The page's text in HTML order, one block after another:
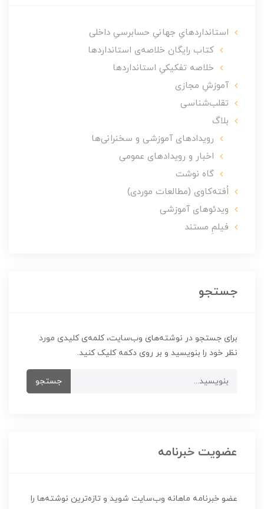
استانداردهایِ جهانیِ حسابرسیِ داخلی
کتاب رایگان خلاصه‌ی استانداردها
خلاصه تفکیکیِ استانداردها
آموزشِ مجازی
تقلب‌شناسی
بلاگ
رویدادهای آموزشی و سخنرانی‌ها
اخبار و رویدادهای عمومی
گاه نوشت
اُفته‌کاوی (مطالعات موردی)
ویدئوهای آموزشی
فیلمِ مستند
جستجو
برای جستجو در نوشته‌های وب‌سایت، کلمه‌ی کلیدی مورد
نظر خود را بنویسید و بر روی دکمه کلیک کنید.
جستجو
عضویت خبرنامه
عضو خبرنامه ماهانه وب‌سایت شوید و تازه‌ترین نوشته‌ها را